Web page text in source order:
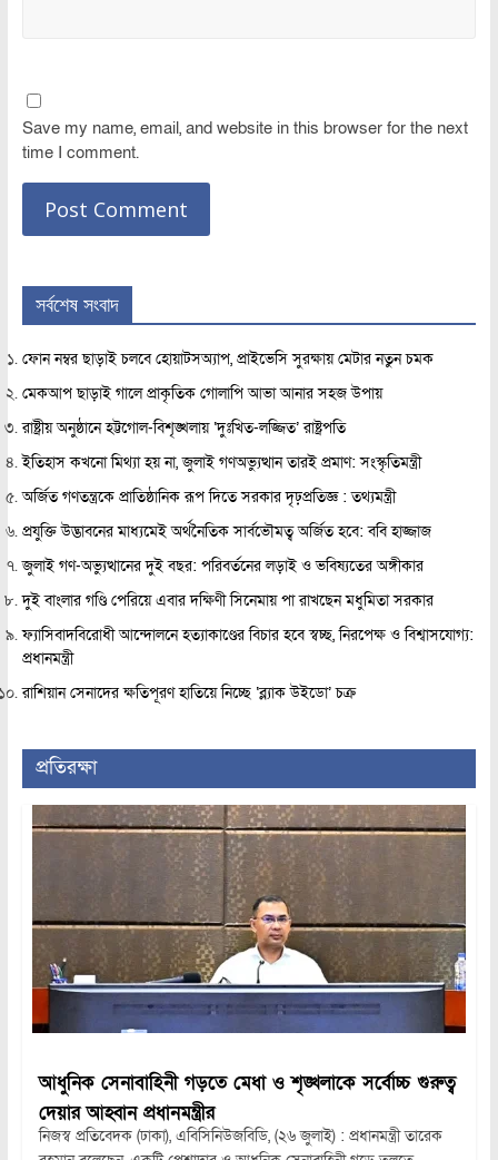
Save my name, email, and website in this browser for the next
time I comment.
সর্বশেষ সংবাদ
ফোন নম্বর ছাড়াই চলবে হোয়াটসঅ্যাপ, প্রাইভেসি সুরক্ষায় মেটার নতুন চমক
মেকআপ ছাড়াই গালে প্রাকৃতিক গোলাপি আভা আনার সহজ উপায়
রাষ্ট্রীয় অনুষ্ঠানে হট্টগোল-বিশৃঙ্খলায় ‘দুঃখিত-লজ্জিত’ রাষ্ট্রপতি
ইতিহাস কখনো মিথ্যা হয় না, জুলাই গণঅভ্যুত্থান তারই প্রমাণ: সংস্কৃতিমন্ত্রী
অর্জিত গণতন্ত্রকে প্রাতিষ্ঠানিক রূপ দিতে সরকার দৃঢ়প্রতিজ্ঞ : তথ্যমন্ত্রী
প্রযুক্তি উদ্ভাবনের মাধ্যমেই অর্থনৈতিক সার্বভৌমত্ব অর্জিত হবে: ববি হাজ্জাজ
জুলাই গণ-অভ্যুত্থানের দুই বছর: পরিবর্তনের লড়াই ও ভবিষ্যতের অঙ্গীকার
দুই বাংলার গণ্ডি পেরিয়ে এবার দক্ষিণী সিনেমায় পা রাখছেন মধুমিতা সরকার
ফ্যাসিবাদবিরোধী আন্দোলনে হত্যাকাণ্ডের বিচার হবে স্বচ্ছ, নিরপেক্ষ ও বিশ্বাসযোগ্য:
প্রধানমন্ত্রী
রাশিয়ান সেনাদের ক্ষতিপূরণ হাতিয়ে নিচ্ছে ‘ব্ল্যাক উইডো’ চক্র
প্রতিরক্ষা
আধুনিক সেনাবাহিনী গড়তে মেধা ও শৃঙ্খলাকে সর্বোচ্চ গুরুত্ব
দেয়ার আহ্বান প্রধানমন্ত্রীর
নিজস্ব প্রতিবেদক (ঢাকা), এবিসিনিউজবিডি, (২৬ জুলাই) : প্রধানমন্ত্রী তারেক